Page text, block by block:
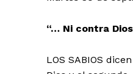
“… Ni contra
LOS SABIOS